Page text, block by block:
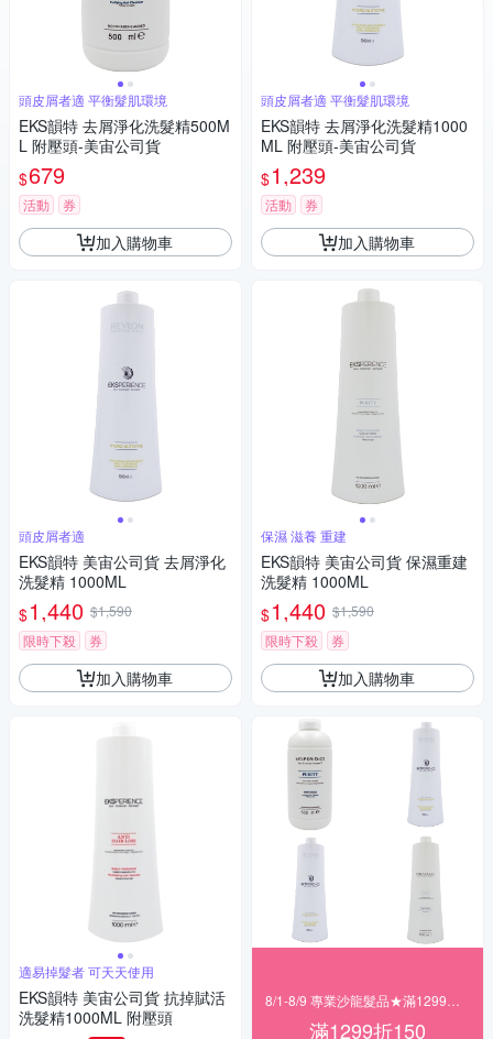
頭皮屑者適 平衡髮肌環境
EKS韻特 去屑淨化洗髮精500M
L 附壓頭-美宙公司貨
$679
活動 券
加入購物車
頭皮屑者適
EKS韻特 美宙公司貨 去屑淨化
洗髮精 1000ML
$1,440 $1,590
限時下殺
券
加入購物車
適易掉髮者 可天天使用
EKS韻特 美宙公司貨 抗掉賦活
洗髮精1000ML 附壓頭
頭皮屑者適 平衡髮肌環境
EKS韻特 去屑淨化洗髮精1000
ML 附壓頭-美宙公司貨
$1,239
活動 券
加入購物車
保濕 滋養 重建
EKS韻特 美宙公司貨 保濕重建
洗髮精 1000ML
$1,440 $1,590
限時下殺
券
加入購物車
滿1299折150